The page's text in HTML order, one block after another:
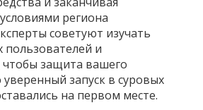
региона
советуют изучать
и
защита вашего
запуск в суровых
на первом месте.